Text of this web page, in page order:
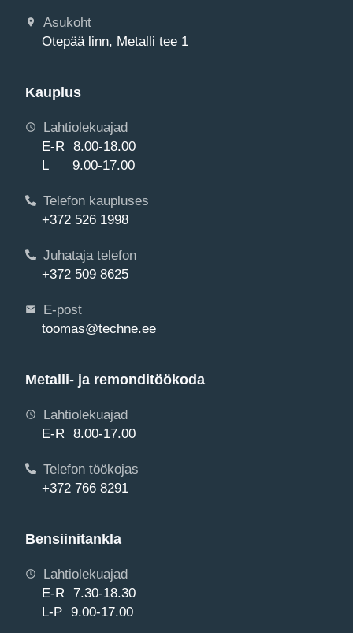
Asukoht
Otepää linn, Metalli tee 1
Kauplus
Lahtiolekuajad
E-R 8.00-18.00
L 9.00-17.00
Telefon kaupluses
+372 526 1998
Juhataja telefon
+372 509 8625
E-post
toomas@techne.ee
Metalli- ja remonditöökoda
Lahtiolekuajad
E-R 8.00-17.00
Telefon töökojas
+372 766 8291
Bensiinitankla
Lahtiolekuajad
E-R 7.30-18.30
L-P 9.00-17.00